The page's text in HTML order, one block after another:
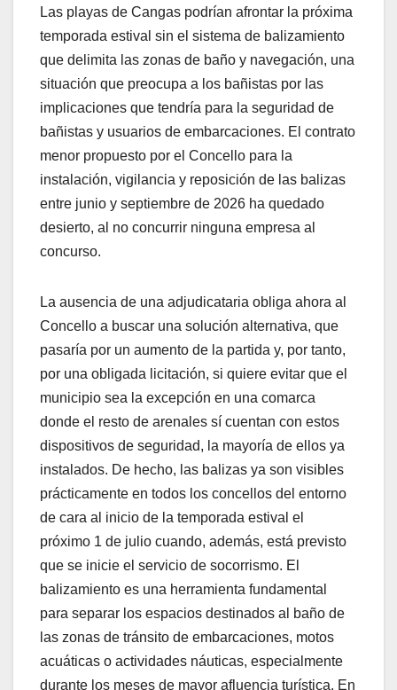
Las playas de Cangas podrían afrontar la próxima
temporada estival sin el sistema de balizamiento
que delimita las zonas de baño y navegación, una
situación que preocupa a los bañistas por las
implicaciones que tendría para la seguridad de
bañistas y usuarios de embarcaciones. El contrato
menor propuesto por el Concello para la
instalación, vigilancia y reposición de las balizas
entre junio y septiembre de 2026 ha quedado
desierto, al no concurrir ninguna empresa al
concurso.
La ausencia de una adjudicataria obliga ahora al
Concello a buscar una solución alternativa, que
pasaría por un aumento de la partida y, por tanto,
por una obligada licitación, si quiere evitar que el
municipio sea la excepción en una comarca
donde el resto de arenales sí cuentan con estos
dispositivos de seguridad, la mayoría de ellos ya
instalados. De hecho, las balizas ya son visibles
prácticamente en todos los concellos del entorno
de cara al inicio de la temporada estival el
próximo 1 de julio cuando, además, está previsto
que se inicie el servicio de socorrismo. El
balizamiento es una herramienta fundamental
para separar los espacios destinados al baño de
las zonas de tránsito de embarcaciones, motos
acuáticas o actividades náuticas, especialmente
durante los meses de mayor afluencia turística. En